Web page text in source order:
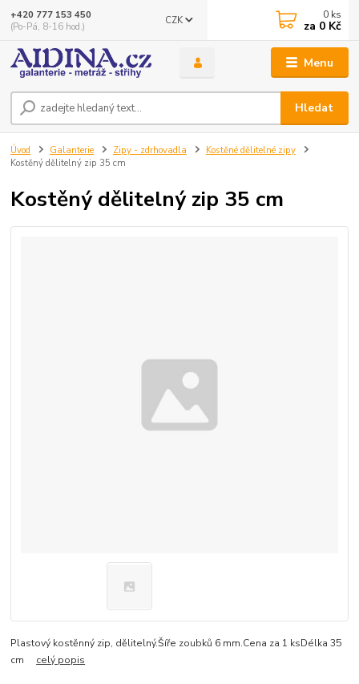
Menu
CZK
Hledat
+420 777 153 450
(Po-Pá, 8-16 hod.)
0 ks
za 0 Kč
Úvod Galanterie Zipy - zdrhovadla
Kostěné dělitelné zipy
Kostěný dělitelný zip 35 cm
Kostěný dělitelný zip 35 cm
Plastový kostěnný zip, dělitelný.Šíře zoubků 6 mm.Cena za 1 ksDélka 35
cm celý popis